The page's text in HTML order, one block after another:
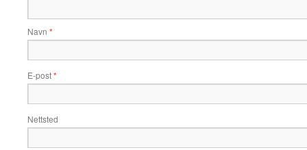
Navn *
E-post*
Nettsted